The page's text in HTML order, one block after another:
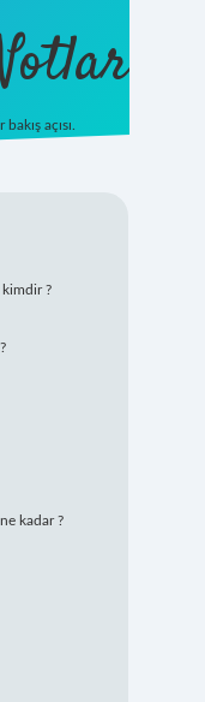
açısı.
kimdir ?
kadar ?